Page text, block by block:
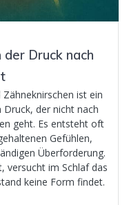
der Druck nach
ist ein
der nicht nach
geht. Es entsteht oft
Gefühlen,
Überforderung.
versucht im Schlaf das
keine Form findet.